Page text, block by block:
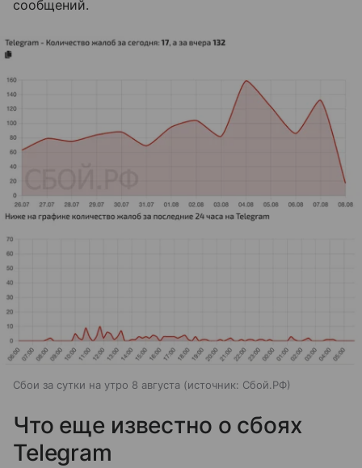
сообщений.
Сбои за сутки на утро 8 августа источник: Сбой.РФ
Что еще известно о сбоях
Telegram